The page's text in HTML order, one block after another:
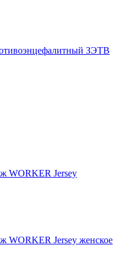
ЗЭТВ
Jersey
Jersey женское